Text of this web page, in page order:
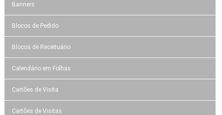
Banners
Blocos de Pedido
Blocos de Receituário
Calendário em Folhas
Cartões de Visita
Cartões de Visitas